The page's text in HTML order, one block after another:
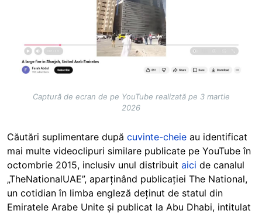
Captură de ecran de pe YouTube realizată pe 3 martie
2026
Căutări suplimentare după cuvinte-cheie au identificat
mai multe videoclipuri similare publicate pe YouTube în
octombrie 2015, inclusiv unul distribuit aici de canalul
„TheNationalUAE”, aparținând publicației The National,
un cotidian în limba engleză deținut de statul din
Emiratele Arabe Unite și publicat la Abu Dhabi, intitulat